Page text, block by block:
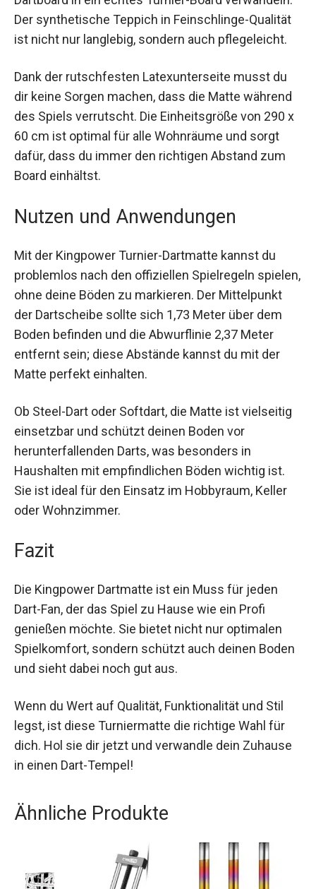
auswählen und dein Dartboard in ein echtes
Turnier-Board verwandeln. Der synthetische
Teppich in Feinschlinge-Qualität ist nicht nur
langlebig, sondern auch pflegeleicht.
Dank der rutschfesten Latexunterseite musst du
dir keine Sorgen machen, dass die Matte
während des Spiels verrutscht. Die Einheitsgröße
von 290 x 60 cm ist optimal für alle Wohnräume
und sorgt dafür, dass du immer den richtigen
Abstand zum Board einhältst.
Nutzen und Anwendungen
Mit der Kingpower Turnier-Dartmatte kannst du
problemlos nach den offiziellen Spielregeln
spielen, ohne deine Böden zu markieren. Der
Mittelpunkt der Dartscheibe sollte sich 1,73
Meter über dem Boden befinden und die
Abwurflinie 2,37 Meter entfernt sein; diese
Abstände kannst du mit der Matte perfekt
einhalten.
Ob Steel-Dart oder Softdart, die Matte ist
vielseitig einsetzbar und schützt deinen Boden
vor herunterfallenden Darts, was besonders in
Haushalten mit empfindlichen Böden wichtig ist.
oder Wohnzimmer.
Fazit
Die Kingpower Dartmatte ist ein Muss für jeden
Dart-Fan, der das Spiel zu Hause wie ein Profi
genießen möchte. Sie bietet nicht nur optimalen
Spielkomfort, sondern schützt auch deinen
Boden und sieht dabei noch gut aus.
Wenn du Wert auf Qualität, Funktionalität und Stil
legst, ist diese Turniermatte die richtige Wahl für
Zuhause in einen Dart-Tempel!
Ähnliche Produkte